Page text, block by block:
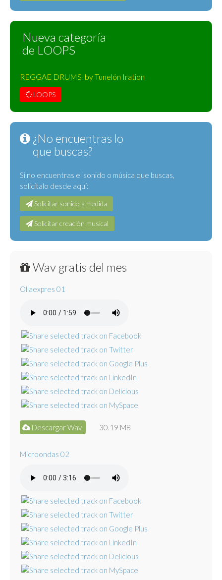
Nueva categoría
de LOOPS
REGGAE DRUMS by Tunelón Iration
LOOPS
¿No encuentras lo
que buscas?
Si no encuentras el sonido o música que buscas,
solicítalo desde aquí:
Solicitar sonido a medida
Solicitar creación musical
Wav gratis del mes
Ollaexpres 01
Descargar Wav 30.19 MB
Microondas 02